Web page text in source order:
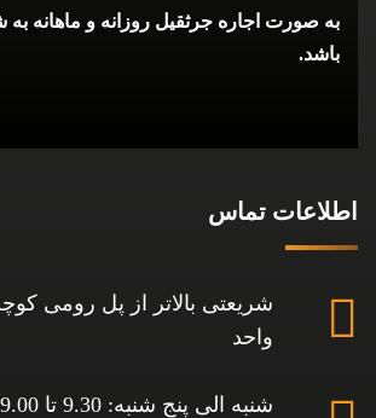
به صورت اجاره جرثقیل روزانه و ماهانه
باشد.
اطلاعات تماس
واحد
شنبه الی پنج شنبه: 9.30 تا 19.00